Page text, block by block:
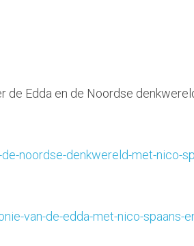
de Edda en de Noordse
noordse-denkwereld-met-nico-
van-de-edda-met-nico-spaans-